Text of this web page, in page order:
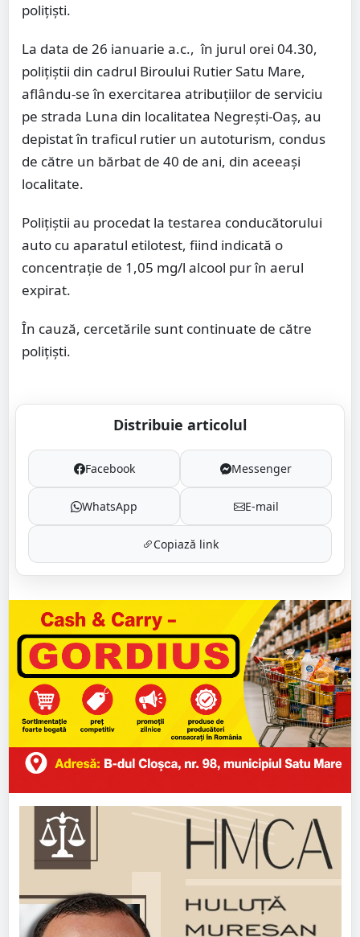
polițiști.
La data de 26 ianuarie a.c., în jurul orei 04.30,
polițiștii din cadrul Biroului Rutier Satu Mare,
aflându-se în exercitarea atribuțiilor de serviciu
pe strada Luna din localitatea Negrești-Oaș, au
depistat în traficul rutier un autoturism, condus
de către un bărbat de 40 de ani, din aceeași
localitate.
Polițiștii au procedat la testarea conducătorului
auto cu aparatul etilotest, fiind indicată o
concentrație de 1,05 mg/l alcool pur în aerul
expirat.
În cauză, cercetările sunt continuate de către
polițiști.
Distribuie articolul
Facebook Messenger
WhatsApp E-mail
Copiază link